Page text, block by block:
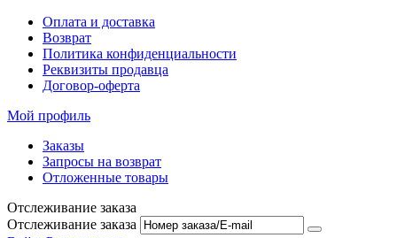
Оплата и доставка
Возврат
Политика конфиденциальности
Реквизиты продавца
Договор-оферта
Мой профиль
Заказы
Запросы на возврат
Отложенные товары
Отслеживание заказа
Отслеживание заказа